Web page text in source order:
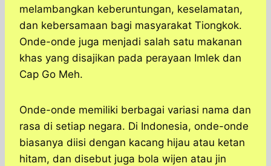
melambangkan keberuntungan, keselamatan,
dan kebersamaan bagi masyarakat Tiongkok.
Onde-onde juga menjadi salah satu makanan
khas yang disajikan pada perayaan Imlek dan
Cap Go Meh.
Onde-onde memiliki berbagai variasi nama dan
rasa di setiap negara. Di Indonesia, onde-onde
biasanya diisi dengan kacang hijau atau ketan
hitam, dan disebut juga bola wijen atau jin